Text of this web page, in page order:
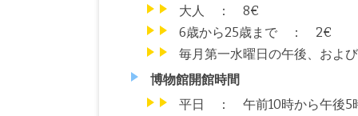
大人 ： 8€
6歳から25歳まで ： 2€
毎月第一水曜日の午後、お
博物館開館時間
平日 ： 午前10時から午後5